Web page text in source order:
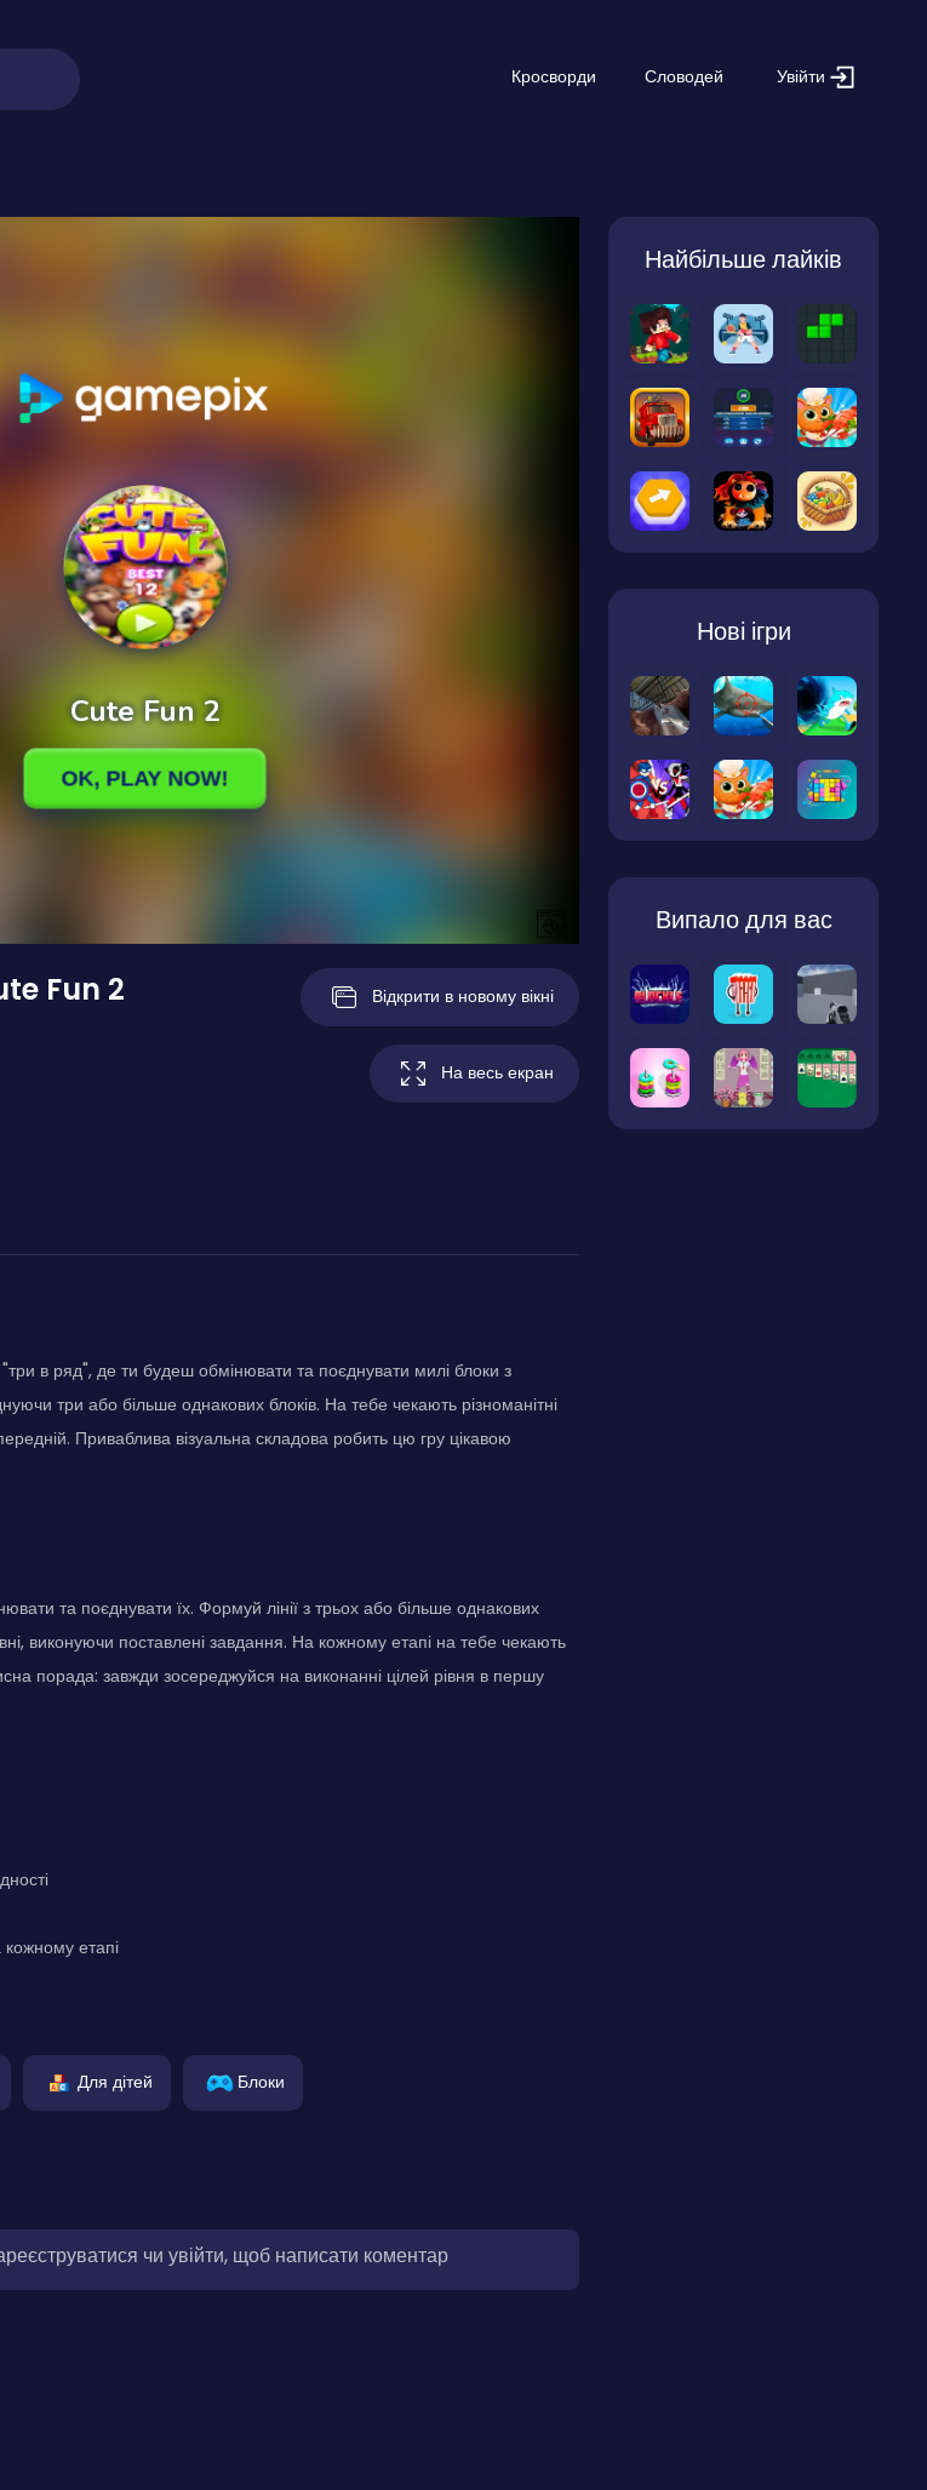
Кросворди Словодей Увійти
Fun 2 Відкрити в новому вікні
На весь екран
в ряд", де ти будеш обмінювати та поєднувати милі блоки з
три або більше однакових блоків. На тебе чекають різноманітні
Приваблива візуальна складова робить цю гру цікавою
та поєднувати їх. Формуй лінії з трьох або більше однакових
виконуючи поставлені завдання. На кожному етапі на тебе чекають
порада: завжди зосереджуйся на виконанні цілей рівня в першу
етапі
Для дітей Блоки
чи увійти, щоб написати коментар
Найбільше лайків
Нові ігри
Випало для вас